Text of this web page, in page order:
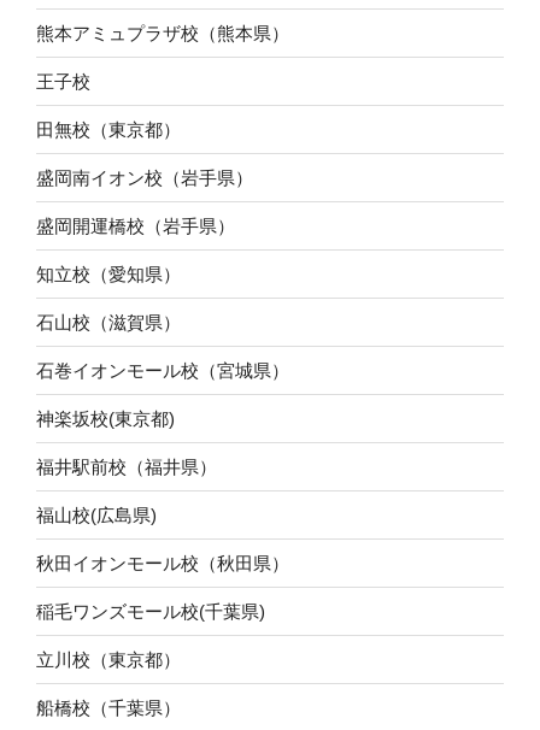
熊本アミュプラザ校（熊本県）
王子校
田無校（東京都）
盛岡南イオン校（岩手県）
盛岡開運橋校（岩手県）
知立校（愛知県）
石山校（滋賀県）
石巻イオンモール校（宮城県）
神楽坂校(東京都)
福井駅前校（福井県）
福山校(広島県)
秋田イオンモール校（秋田県）
稲毛ワンズモール校(千葉県)
立川校（東京都）
船橋校（千葉県）